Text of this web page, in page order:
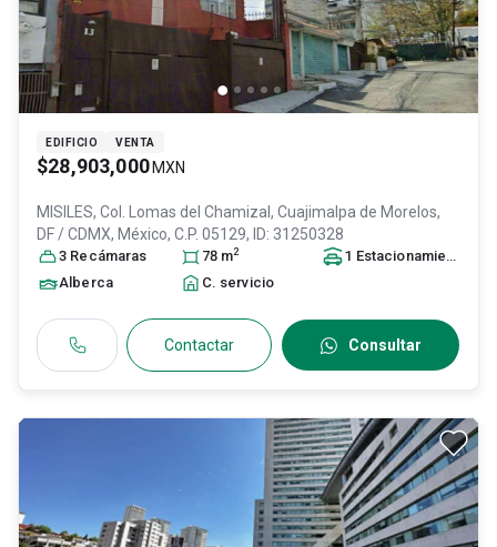
EDIFICIO VENTA
$28,903,000 MXN
MISILES, Col. Lomas del Chamizal, Cuajimalpa de Morelos,
DF / CDMX, México, C.P. 05129, ID: 31250328
3 Recámaras 78 m2 1 Estacionamiento
Alberca
C. servicio
Contactar Consultar